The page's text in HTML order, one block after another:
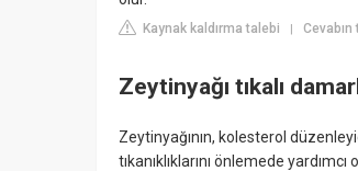
Kaynak kaldırma talebi |
Zeytinyağı tıkalı
Zeytinyağının, kolesterol
tıkanıklıklarını önlemede